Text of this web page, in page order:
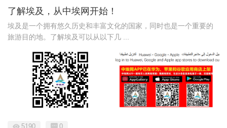
了解埃及，从中埃网开始！
埃及是一个拥有悠久历史和丰富文化的国家，同时也是一个重要的
旅游目的地。了解埃及可以从以下几 ...
5190 0